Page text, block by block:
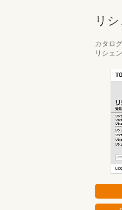
リ
カタロ
リシェ